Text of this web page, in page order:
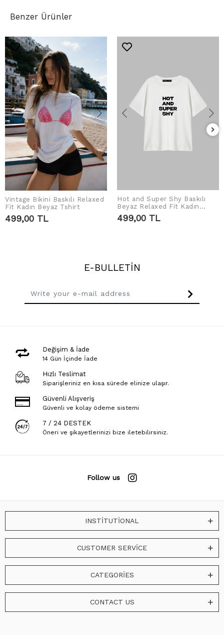
Benzer Ürünler
ADD TO CART
Vintage Bikini Baskılı Relaxed
Fit Kadın Beyaz Tshirt
499,00 TL
ADD TO CART
Hot and Super Shy Baskılı
Beyaz Relaxed Fit Kadın
Tshirt
499,00 TL
E-BULLETİN
Değişim & İade
14 Gün İçinde İade
Hızlı Teslimat
Siparişleriniz en kısa sürede elinize ulaşır.
Güvenli Alışveriş
Güvenli ve kolay ödeme sistemi
7 / 24 DESTEK
Öneri ve şikayetlerinizi bize iletebilirsiniz.
Follow us
INSTİTUTİONAL
CUSTOMER SERVİCE
CATEGORİES
CONTACT US